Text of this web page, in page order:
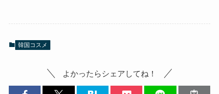
韓国コスメ
よかったらシェアしてね！